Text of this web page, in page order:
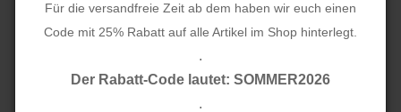
Für die versandfreie Zeit ab dem haben wir euch einen
Code mit 25% Rabatt auf alle Artikel im Shop hinterlegt.
.
Der Rabatt-Code lautet: SOMMER2026
.